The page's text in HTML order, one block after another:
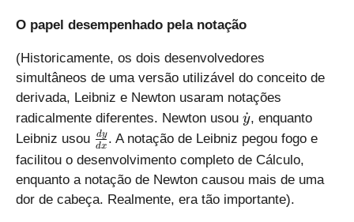
g
t
)
r
g
h
t
)
}
_
{
{
{
0
}
}
\
r
i
g
h
t
r
g
h
)
O papel desempenhado pela notação
(Historicamente, os dois desenvolvedores
simultâneos de uma versão utilizável do conceito de
derivada, Leibniz e Newton usaram notações
radicalmente diferentes. Newton usou \
d
o
t
{
y
y
˙, enquanto
Leibniz usou \
f
a
c
dx
dy . A notação de Leibniz pegou fogo e
facilitou o desenvolvimento completo de Cálculo,
enquanto a notação de Newton causou mais de uma
dor de cabeça. Realmente, era tão importante).